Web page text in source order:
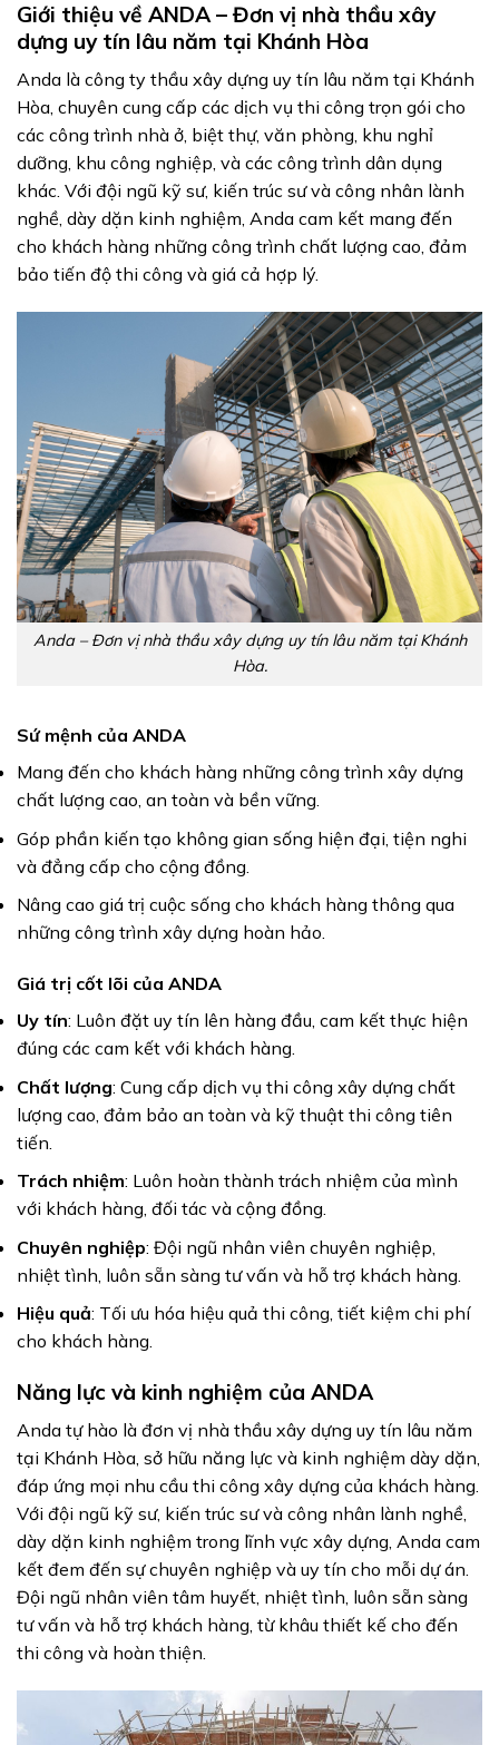
Giới thiệu về ANDA – Đơn vị nhà thầu xây
dựng uy tín lâu năm tại Khánh Hòa
Anda là công ty thầu xây dựng uy tín lâu năm tại Khánh
Hòa, chuyên cung cấp các dịch vụ thi công trọn gói cho
các công trình nhà ở, biệt thự, văn phòng, khu nghỉ
dưỡng, khu công nghiệp, và các công trình dân dụng
khác. Với đội ngũ kỹ sư, kiến trúc sư và công nhân lành
nghề, dày dặn kinh nghiệm, Anda cam kết mang đến
cho khách hàng những công trình chất lượng cao, đảm
bảo tiến độ thi công và giá cả hợp lý.
Anda – Đơn vị nhà thầu xây dựng uy tín lâu năm tại Khánh
Hòa.
Sứ mệnh của ANDA
Mang đến cho khách hàng những công trình xây dựng
chất lượng cao, an toàn và bền vững.
Góp phần kiến tạo không gian sống hiện đại, tiện nghi
và đẳng cấp cho cộng đồng.
Nâng cao giá trị cuộc sống cho khách hàng thông qua
những công trình xây dựng hoàn hảo.
Giá trị cốt lõi của ANDA
Uy tín: Luôn đặt uy tín lên hàng đầu, cam kết thực hiện
đúng các cam kết với khách hàng.
Chất lượng: Cung cấp dịch vụ thi công xây dựng chất
lượng cao, đảm bảo an toàn và kỹ thuật thi công tiên
tiến.
Trách nhiệm: Luôn hoàn thành trách nhiệm của mình
với khách hàng, đối tác và cộng đồng.
Chuyên nghiệp: Đội ngũ nhân viên chuyên nghiệp,
nhiệt tình, luôn sẵn sàng tư vấn và hỗ trợ khách hàng.
Hiệu quả: Tối ưu hóa hiệu quả thi công, tiết kiệm chi phí
cho khách hàng.
Năng lực và kinh nghiệm của ANDA
Anda tự hào là đơn vị nhà thầu xây dựng uy tín lâu năm
tại Khánh Hòa, sở hữu năng lực và kinh nghiệm dày dặn,
đáp ứng mọi nhu cầu thi công xây dựng của khách hàng.
Với đội ngũ kỹ sư, kiến trúc sư và công nhân lành nghề,
dày dặn kinh nghiệm trong lĩnh vực xây dựng, Anda cam
kết đem đến sự chuyên nghiệp và uy tín cho mỗi dự án.
Đội ngũ nhân viên tâm huyết, nhiệt tình, luôn sẵn sàng
tư vấn và hỗ trợ khách hàng, từ khâu thiết kế cho đến
thi công và hoàn thiện.